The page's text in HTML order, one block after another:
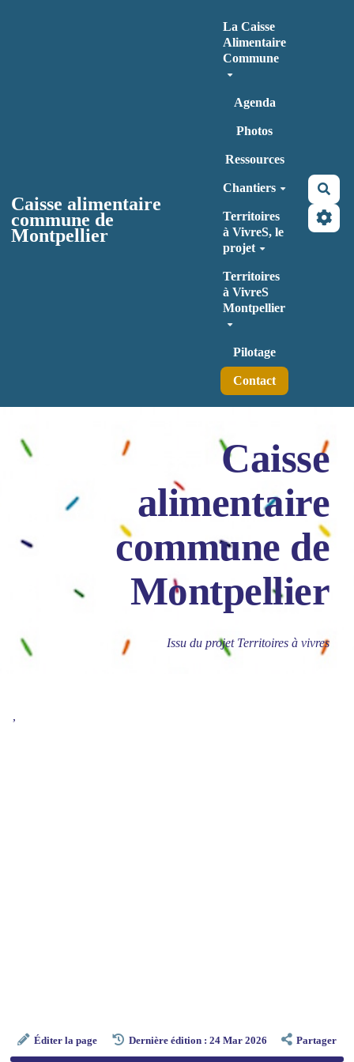
Caisse alimentaire
commune de
Montpellier
La Caisse
Alimentaire
Commune
Agenda
Photos
Ressources
Chantiers
Territoires
à VivreS, le
projet
Territoires
à VivreS
Montpellier
Pilotage
Contact
Caisse
alimentaire
commune de
Montpellier
Issu du projet Territoires à vivres
,
Éditer la page Dernière édition : 24 Mar 2026 Partager